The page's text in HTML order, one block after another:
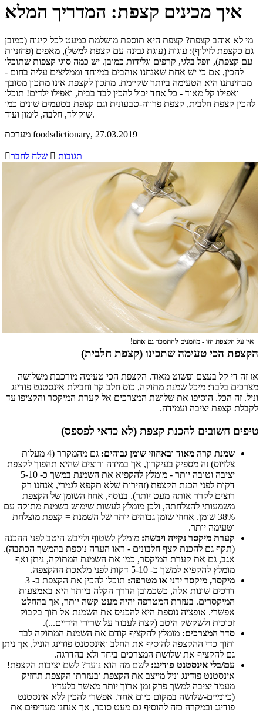
איך מכינים קצפת: המדריך המלא
מי לא אוהב קצפת? קצפת היא תוספת מושלמת כמעט לכל קינוח (כמובן
גם כקצפת לזילוף): עוגות (עוגת גבינה עם קצפת למשל), מאפים (פחזניות
עם קצפת), וופל בלגי, קרפים וגלידות כמובן. יש כמה סוגי קצפות שתוכלו
להכין, אם כי יש אחת שאנחנו אוהבים במיוחד וממליצים עליה בחום -
מבחינתנו היא הטעימה ביותר שקיימת. מתכון לקצפת אינו מתכון מסובך
ואפילו קל מאוד - כל אחד יכול להכין לבד בבית, ואפילו ילדים! תוכלו
להכין קצפת חלבית, קצפת פרווה-טבעונית וגם קצפת בטעמים שונים כמו
שוקולד, חלבה, לימון ועוד.
מערכת foodsdictionary, 27.03.2019
שלח לחבר  תגובות
אין על הקצפת הזו - מוזמנים להתמכר גם אתם!
הקצפת הכי טעימה שתכינו (קצפת חלבית)
אז זה די קל בעצם ופשוט מאוד. הקצפת הכי טעימה מורכבת משלושה
מצרכים בלבד: מיכל שמנת מתוקה, כוס חלב קר וחבילת אינסטנט פודינג
וניל. זה הכל. הוסיפו את שלושת המצרכים אל קערת המיקסר והקציפו עד
לקבלת קצפת יציבה ועמידה.
טיפים חשובים להכנת קצפת (לא כדאי לפספס)
שמנת קרה מאוד ובאחוזי שומן גבוהים:
גם מהמקרר (4 מעלות
צלזיוס) זה מספיק בעיקרון, אך במידה ורוצים שהיא תהפוך לקצפת
יציבה וטובה יותר - מומלץ להקפיא את השמנת במשך כ- 5-10
דקות לפני הכנת הקצפת (זהירות שלא תקפא לגמרי, אנחנו רק
רוצים לקרר אותה מעט יותר). בנוסף, אחוז השומן של הקצפת
משמעותי להצלחתה, ולכן מומלץ לעשות שימוש בשמנת מתוקה עם
38% שומן. אחוזי שומן גבוהים יותר של השמנת = קצפת מוצלחת
וטעימה יותר.
קערת מיקסר נקייה ויבשה: מומלץ לשטוף ולייבש היטב לפני ההכנה
(תקף גם להכנת קצף חלבונים - ראו הערה נוספת בהמשך הכתבה).
אגב, גם את קערת המיקסר, כמו את השמנת המתוקה, ניתן ואף
מומלץ להקפיא למשך כ- 5-10 דקות לפני מלאכת ההקצפה.
מיקסר, מיקסר ידני או מטרפה:
תוכלו להכין את הקצפת ב- 3
דרכים שונות אלה, כשכמובן הדרך הקלה ביותר היא באמצעות
המיקסרים. בעזרת המטרפה יהיה מעט קשה יותר, אך בהחלט
אפשרי. אופציה נוספת היא להכניס את השמנת אל תוך בקבוק
זכוכית ולשקשק היטב (קצת לעבוד על שרירי הידיים...).
סדר המצרכים: מומלץ להקציף קודם את השמנת המתוקה לבד
ותוך כדי ההקצפה להוסיף את החלב ואינסטנט פודינג הוניל, אך ניתן
גם להקציף את שלושת המצרכים ביחד ולא בהדרגה.
עם/בלי אינסטנט פודינג: לשם מה הוא נועד? לשם יציבות הקצפת!
אינסטנט פודינג וניל מייצב את הקצפת ובעזרתו הקצפת תחזיק
מעמד יציבה למשך פרק זמן ארוך יותר מאשר בלעדיו
(כיומיים-שלושה במקום כיום אחד. אפשרי להכין ללא אינסטנט
פודינג ובמקרה כזה להוסיף גם מעט סוכר, אך אנחנו מעדיפים את